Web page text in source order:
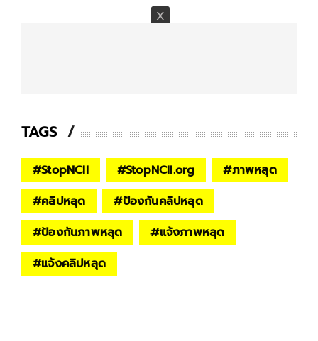
TAGS
#StopNCII #StopNCII.org #ภาพหลุด
#คลิปหลุด #ป้องกันคลิปหลุด
#ป้องกันภาพหลุด #แจ้งภาพหลุด
#แจ้งคลิปหลุด